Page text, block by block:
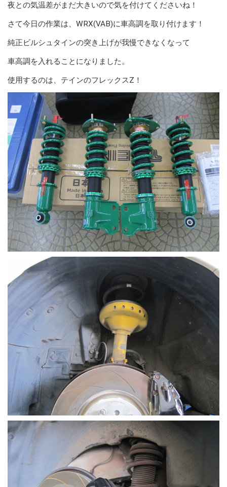
夜との気温差がまだ大きいので気を付けてくださいね！
さて今日の作業は、WRX(VAB)に車高調を取り付けます！
純正ビルシュタインの突き上げが我慢できなくなって
車高調を入れることになりました。
使用するのは、テインのフレックスZ！